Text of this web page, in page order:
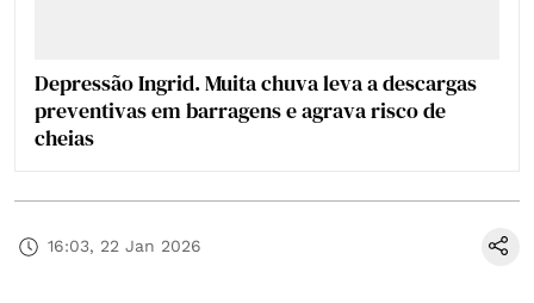
Depressão Ingrid. Muita chuva leva a descargas
preventivas em barragens e agrava risco de
cheias
16:03, 22 Jan 2026